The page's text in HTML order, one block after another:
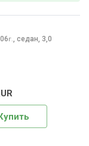
г., седан, 3,0